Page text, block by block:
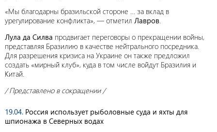
«Мы благодарны бразильской стороне … за вклад в
урегулирование конфликта», — отметил Лавров.
Лула да Силва продвигает переговоры о прекращении войны,
представляя Бразилию в качестве нейтрального посредника.
Для разрешения кризиса на Украине он также предложил
создать «мирный клуб», куда в том числе войдут Бразилия и
Китай.
/ Представлено в сокращении /
19.04. Россия использует рыболовные суда и яхты для
шпионажа в Северных водах